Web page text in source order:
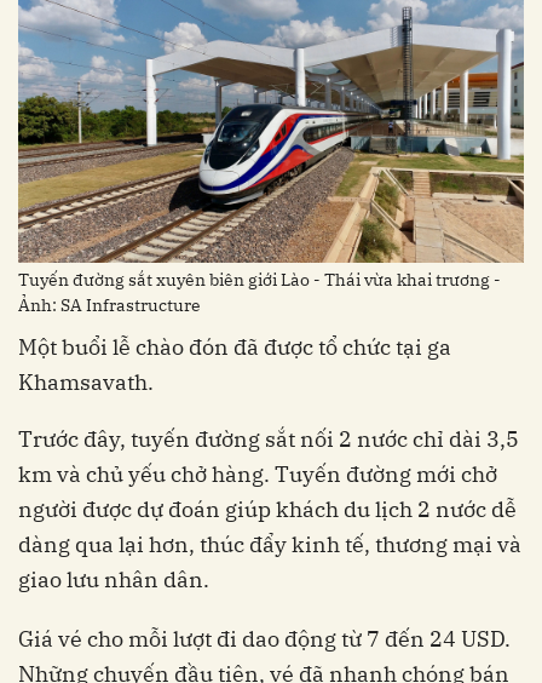
Tuyến đường sắt xuyên biên giới Lào - Thái vừa khai trương -
Ảnh: SA Infrastructure
Một buổi lễ chào đón đã được tổ chức tại ga
Khamsavath.
Trước đây, tuyến đường sắt nối 2 nước chỉ dài 3,5
km và chủ yếu chở hàng. Tuyến đường mới chở
người được dự đoán giúp khách du lịch 2 nước dễ
dàng qua lại hơn, thúc đẩy kinh tế, thương mại và
giao lưu nhân dân.
Giá vé cho mỗi lượt đi dao động từ 7 đến 24 USD.
Những chuyến đầu tiên, vé đã nhanh chóng bán